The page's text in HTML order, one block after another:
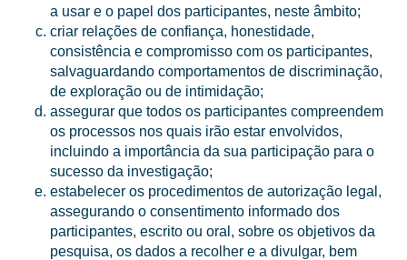
a usar e o papel dos participantes, neste âmbito;
criar relações de confiança, honestidade,
consistência e compromisso com os participantes,
salvaguardando comportamentos de discriminação,
de exploração ou de intimidação;
assegurar que todos os participantes compreendem
os processos nos quais irão estar envolvidos,
incluindo a importância da sua participação para o
sucesso da investigação;
estabelecer os procedimentos de autorização legal,
assegurando o consentimento informado dos
participantes, escrito ou oral, sobre os objetivos da
pesquisa, os dados a recolher e a divulgar, bem